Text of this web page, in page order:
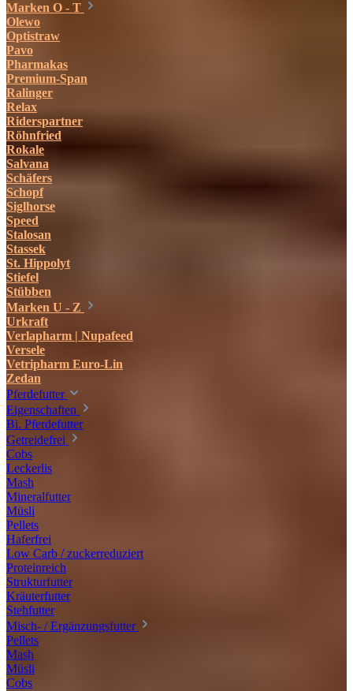
Marken O - T
Olewo
Optistraw
Pavo
Pharmakas
Premium-Span
Ralinger
Relax
Riderspartner
Röhnfried
Rokale
Salvana
Schäfers
Schopf
Siglhorse
Speed
Stalosan
Stassek
St. Hippolyt
Stiefel
Stübben
Marken U - Z
Urkraft
Verlapharm | Nupafeed
Versele
Vetripharm Euro-Lin
Zedan
Pferdefutter
Eigenschaften
Bi. Pferdefutter
Getreidefrei
Cobs
Leckerlis
Mash
Mineralfutter
Müsli
Pellets
Haferfrei
Low Carb / zuckerreduziert
Proteinreich
Strukturfutter
Kräuterfutter
Stehfutter
Misch- / Ergänzungsfutter
Pellets
Mash
Müsli
Cobs